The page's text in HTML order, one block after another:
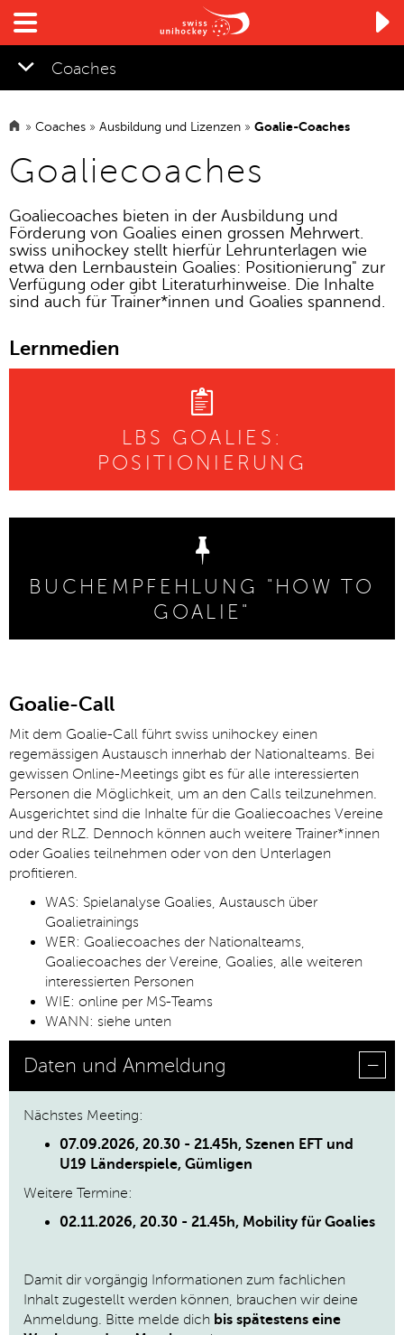

Coaches
» Coaches » Ausbildung und Lizenzen » Goalie-Coaches
Goaliecoaches
Goaliecoaches bieten in der Ausbildung und
Förderung von Goalies einen grossen Mehrwert.
swiss unihockey stellt hierfür Lehrunterlagen wie
etwa den Lernbaustein Goalies: Positionierung" zur
Verfügung oder gibt Literaturhinweise. Die Inhalte
sind auch für Trainer*innen und Goalies spannend.
Lernmedien
LBS GOALIES:
POSITIONIERUNG
BUCHEMPFEHLUNG "HOW TO
GOALIE"
Goalie-Call
Mit dem Goalie-Call führt swiss unihockey einen
regemässigen Austausch innerhab der Nationalteams. Bei
gewissen Online-Meetings gibt es für alle interessierten
Personen die Möglichkeit, um an den Calls teilzunehmen.
Ausgerichtet sind die Inhalte für die Goaliecoaches Vereine
und der RLZ. Dennoch können auch weitere Trainer*innen
oder Goalies teilnehmen oder von den Unterlagen
profitieren.
WAS: Spielanalyse Goalies, Austausch über
Goalietrainings
WER: Goaliecoaches der Nationalteams,
Goaliecoaches der Vereine, Goalies, alle weiteren
interessierten Personen
WIE: online per MS-Teams
WANN: siehe unten
Daten und Anmeldung
Nächstes Meeting:
07.09.2026, 20.30 - 21.45h, Szenen EFT und
U19 Länderspiele, Gümligen
Weitere Termine:
02.11.2026, 20.30 - 21.45h, Mobility für Goalies
Damit dir vorgängig Informationen zum fachlichen
Inhalt zugestellt werden können, brauchen wir deine
Anmeldung. Bitte melde dich bis spätestens eine